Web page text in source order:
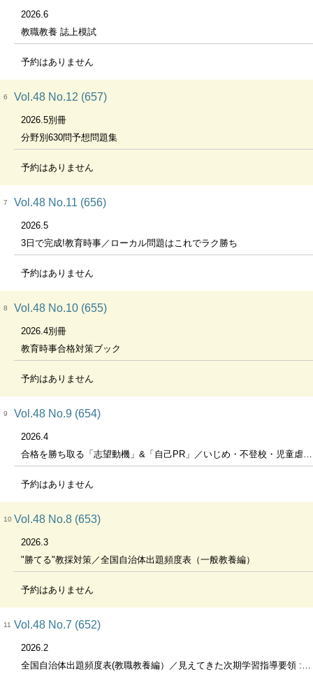
2026.6
教職教養 誌上模試
予約はありません
6 Vol.48 No.12 (657)
2026.5別冊
分野別630問予想問題集
予約はありません
7 Vol.48 No.11 (656)
2026.5
3日で完成!教育時事／ローカル問題はこれでラク勝ち
予約はありません
8 Vol.48 No.10 (655)
2026.4別冊
教育時事合格対策ブック
予約はありません
9 Vol.48 No.9 (654)
2026.4
合格を勝ち取る「志望動機」&「自己PR」／いじめ・不登校・児童虐待・暴力行為・自殺のイマを知る／2030年の教師の労働環境を大予測!
予約はありません
10 Vol.48 No.8 (653)
2026.3
"勝てる"教採対策／全国自治体出題頻度表（一般教養編）
予約はありません
11 Vol.48 No.7 (652)
2026.2
全国自治体出題頻度表(教職教養編）／見えてきた次期学習指導要領 : 中教審「論点整理」の徹底解説